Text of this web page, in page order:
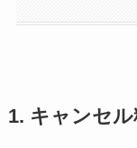
1. キャンセ